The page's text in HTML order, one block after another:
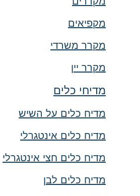
מקפיאים
מקרר משרדי
מקרר יין
מדיחי כלים
מדיח כלים על השיש
מדיח כלים אינטגרלי
מדיח כלים חצי אינטגרלי
מדיח כלים לבן